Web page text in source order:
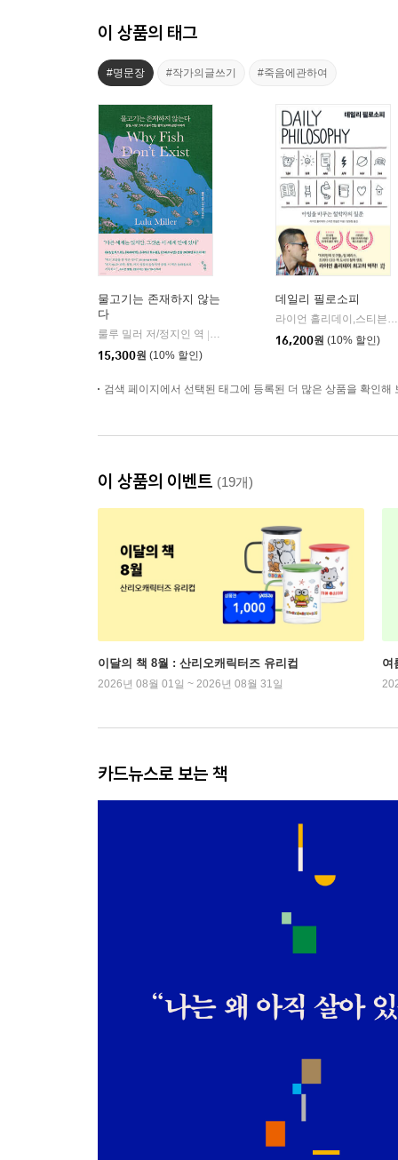
이 상품의 태그
#명문장 #작가의글쓰기 #죽음에관하여
물고기는 존재하지 않는
다
룰루 밀러 저/정지인 역
곰출판
15,300원 (10% 할인)
데일리 필로소피
라이언 홀리데이,스티븐 핸슬먼 저/장원철 역
16,200원 (10% 할인)
검색 페이지에서 선택된 태그에 등록된 더 많은 상품을 확인해
이 상품의 이벤트 (19개)
이달의 책 8월 : 산리오캐릭터즈 유리컵
2026년 08월 01일 ~ 2026년 08월 31일
여
카드뉴스로 보는 책